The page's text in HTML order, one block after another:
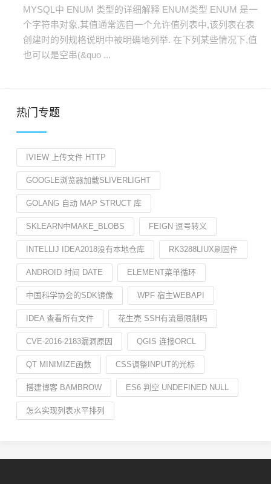
MYSQL中 ENUM 类型的详细解释 ENUM类型 ENUM 是一
个字符串对象,其值通常选自一个允许值列表中,该列表在表
创建时的列规格说明中被明确地列举. 在下列某些情况下,值
也可以是空串(&quo ...
热门专题
IVIEW 上传文件 HTTP
GOOGLE浏览器加载SLIVERLIGHT
GOLANG 自动 MAP STRUCT 库
SKLEARN中MAKE_BLOBS FEIGN 逗号转义
INTELLIJ IDEA2018没有本地仓库 RK3288LIUX刷固件
ANDROID 时间 DATE ELEMENT菜单循环
中国科学协会的SDK镜像 WPF 宿主WEBAPI
IDEA 查看所有文件 花生壳 SSH有流量限制吗
CVE-2016-2183漏洞原因 QGIS 连接ORCL
QT MINIMIZE函数 CSS调整INPUT的光标
搭建博客 BAMBROW ES6 判空 UNDEFINED NULL
怎么实现列表水平排列